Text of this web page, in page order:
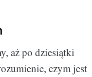
aż po dziesiątki
czym jest